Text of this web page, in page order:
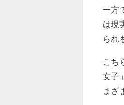
一方
は現
られ
こち
女子
まざ